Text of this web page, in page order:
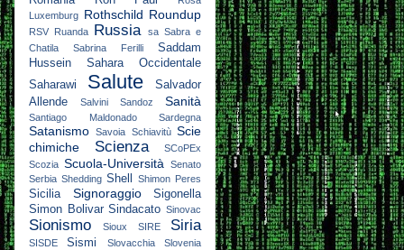
Luxemburg Rothschild Roundup
RSV Ruanda Russia sa Sabra e
Chatila
Sabrina Ferilli
Saddam
Hussein
Sahara Occidentale
Saharawi
Salute
Salvador
Allende
Salvini Sandoz Sanità
Santiago Maldonado Sardegna
Satanismo Savoia Schiavitù Scie
chimiche
Scienza
SCoPEx
Scozia Scuola-Università
Senato
Serbia Shedding Shell Shimon Peres
Sicilia Signoraggio
Sigonella
Simon Bolivar Sindacato Sinovac
Sionismo Sioux SIRE Siria
SISDE Sismi Slovacchia Slovenia